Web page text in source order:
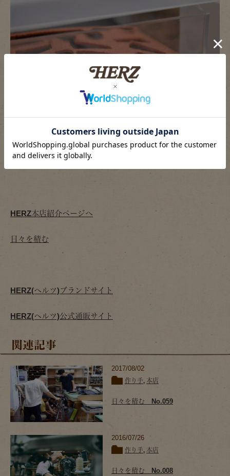
HERZ本店紹介ページへ
日々を積む
HERZ(ヘルツ)ブランドサイト
HERZ(ヘルツ)公式通販サイト
関連記事
2017/08/02
作り手, 本店
日々を積む No.059
2016/07/26
作り手, 本店
日々を積む No.008